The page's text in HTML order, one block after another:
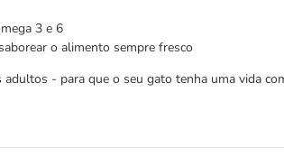
3 e 6
o alimento sempre fresco
- para que o seu gato tenha uma vida